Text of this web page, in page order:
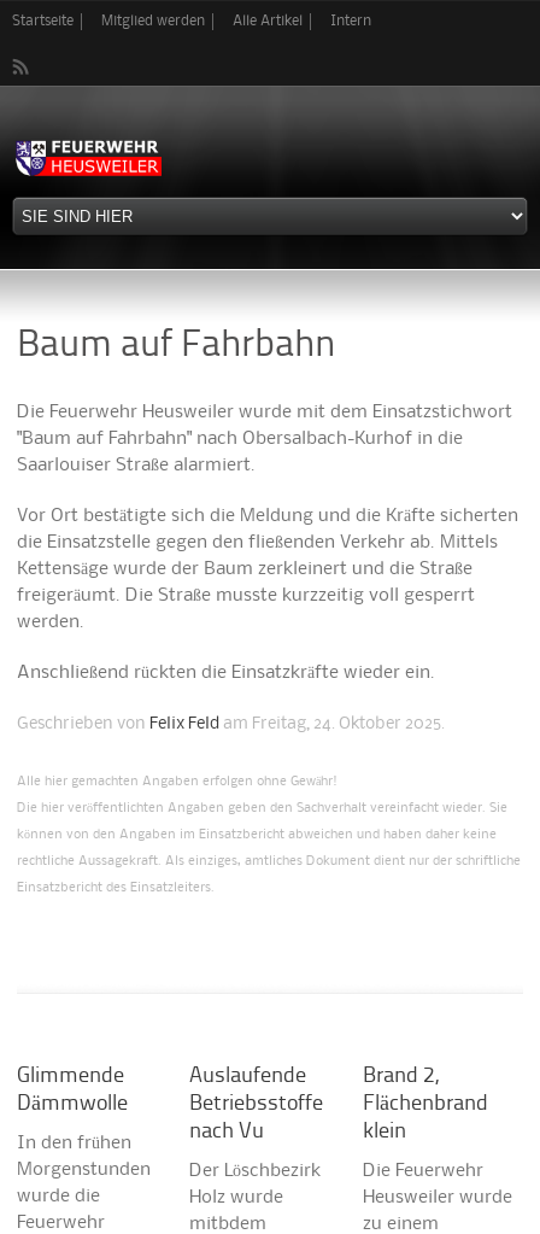
Direkt
Startseite Mitglied werden Alle Artikel Intern
Baum auf Fahrbahn
Die Feuerwehr Heusweiler wurde mit dem Einsatzstichwort
"Baum auf Fahrbahn" nach Obersalbach-Kurhof in die
Saarlouiser Straße alarmiert.
Vor Ort bestätigte sich die Meldung und die Kräfte sicherten
die Einsatzstelle gegen den fließenden Verkehr ab. Mittels
Kettensäge wurde der Baum zerkleinert und die Straße
freigeräumt. Die Straße musste kurzzeitig voll gesperrt
werden.
Anschließend rückten die Einsatzkräfte wieder ein.
Geschrieben von Felix Feld am Freitag, 24. Oktober 2025.
Alle hier gemachten Angaben erfolgen ohne Gewähr!
Die hier veröffentlichten Angaben geben den Sachverhalt vereinfacht wieder. Sie
können von den Angaben im Einsatzbericht abweichen und haben daher keine
rechtliche Aussagekraft. Als einziges, amtliches Dokument dient nur der schriftliche
Einsatzbericht des Einsatzleiters.
Glimmende
Dämmwolle
In den frühen
Morgenstunden
wurde die
Feuerwehr
Auslaufende
Betriebsstoffe
nach Vu
Der Löschbezirk
Holz wurde
mitbdem
Brand 2,
Flächenbrand
klein
Die Feuerwehr
Heusweiler wurde
zu einem